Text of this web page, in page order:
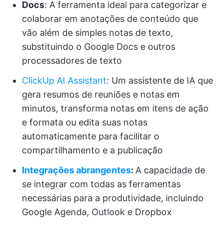
Docs: A ferramenta ideal para categorizar e
colaborar em anotações de conteúdo que
vão além de simples notas de texto,
substituindo o Google Docs e outros
processadores de texto
ClickUp AI Assistant: Um assistente de IA que
gera resumos de reuniões e notas em
minutos, transforma notas em itens de ação
e formata ou edita suas notas
automaticamente para facilitar o
compartilhamento e a publicação
Integrações abrangentes: A capacidade de
se integrar com todas as ferramentas
necessárias para a produtividade, incluindo
Google Agenda, Outlook e Dropbox